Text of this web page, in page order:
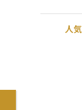
人